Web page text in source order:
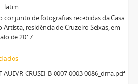
latim
conjunto de fotografias recebidas da Casa
Artista, residência de Cruzeiro Seixas, em
de 2017.
AUEVR-CRUSEI-B-0007-0003-0086_dma.pdf